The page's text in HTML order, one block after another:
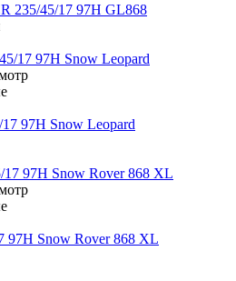
235/45/17 97H GL868
97H Snow Leopard
97H Snow Rover 868 XL